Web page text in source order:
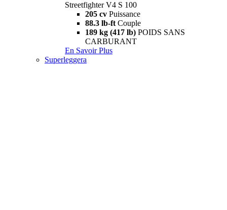
Streetfighter V4 S 100
205 cv Puissance
88.3 lb-ft Couple
189 kg (417 lb) POIDS SANS
CARBURANT
En Savoir Plus
Superleggera